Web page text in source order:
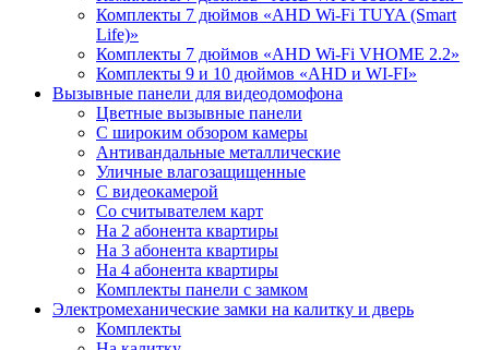
Комплекты 7 дюймов «AHD Wi-Fi TUYA (Smart
Life)»
Комплекты 7 дюймов «AHD Wi-Fi VHOME 2.2»
Комплекты 9 и 10 дюймов «AHD и WI-FI»
Вызывные панели для видеодомофона
Цветные вызывные панели
С широким обзором камеры
Антивандальные металлические
Уличные влагозащищенные
С видеокамерой
Со считывателем карт
На 2 абонента квартиры
На 3 абонента квартиры
На 4 абонента квартиры
Комплекты панели с замком
Электромеханические замки на калитку и дверь
Комплекты